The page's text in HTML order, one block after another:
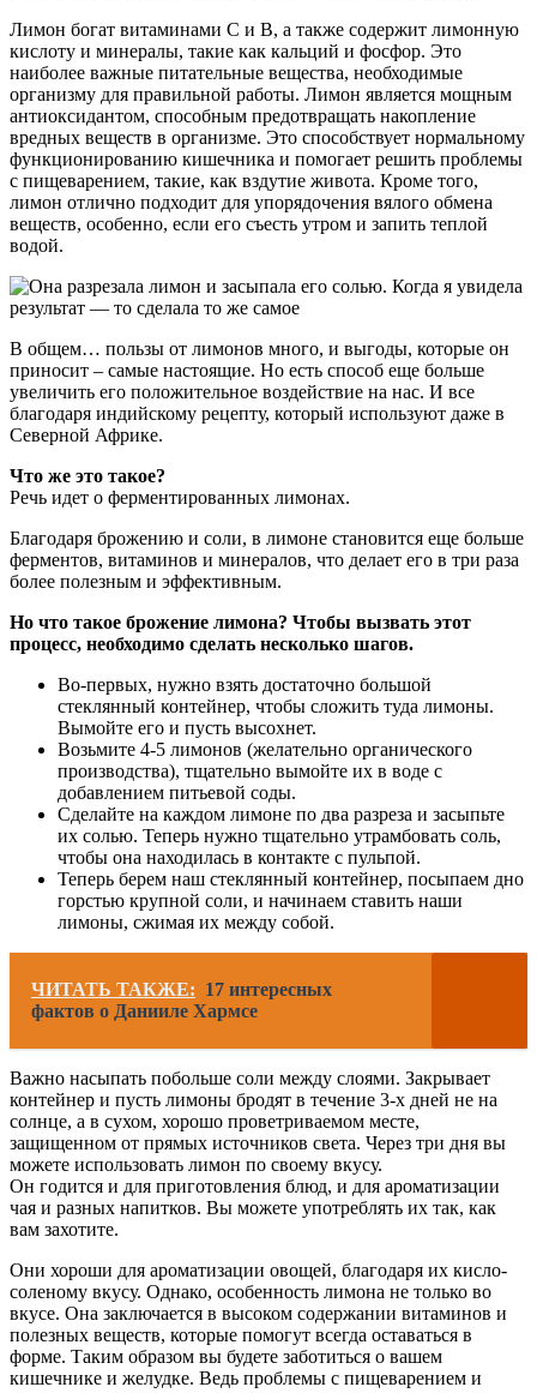
Лимон богат витаминами С и В, а также содержит лимонную
кислоту и минералы, такие как кальций и фосфор. Это
наиболее важные питательные вещества, необходимые
организму для правильной работы. Лимон является мощным
антиоксидантом, способным предотвращать накопление
вредных веществ в организме. Это способствует нормальному
функционированию кишечника и помогает решить проблемы
с пищеварением, такие, как вздутие живота. Кроме того,
лимон отлично подходит для упорядочения вялого обмена
веществ, особенно, если его съесть утром и запить теплой
водой.
В общем… пользы от лимонов много, и выгоды, которые он
приносит – самые настоящие. Но есть способ еще больше
увеличить его положительное воздействие на нас. И все
благодаря индийскому рецепту, который используют даже в
Северной Африке.
Что же это такое?
Речь идет о ферментированных лимонах.
Благодаря брожению и соли, в лимоне становится еще больше
ферментов, витаминов и минералов, что делает его в три раза
более полезным и эффективным.
Но что такое брожение лимона? Чтобы вызвать этот
процесс, необходимо сделать несколько шагов.
Во-первых, нужно взять достаточно большой
стеклянный контейнер, чтобы сложить туда лимоны.
Вымойте его и пусть высохнет.
Возьмите 4-5 лимонов (желательно органического
производства), тщательно вымойте их в воде с
добавлением питьевой соды.
Сделайте на каждом лимоне по два разреза и засыпьте
их солью. Теперь нужно тщательно утрамбовать соль,
чтобы она находилась в контакте с пульпой.
Теперь берем наш стеклянный контейнер, посыпаем дно
горстью крупной соли, и начинаем ставить наши
лимоны, сжимая их между собой.
ЧИТАТЬ ТАКЖЕ: 17 интересных
фактов о Данииле Хармсе
Важно насыпать побольше соли между слоями. Закрывает
контейнер и пусть лимоны бродят в течение 3-х дней не на
солнце, а в сухом, хорошо проветриваемом месте,
защищенном от прямых источников света. Через три дня вы
можете использовать лимон по своему вкусу.
Он годится и для приготовления блюд, и для ароматизации
чая и разных напитков. Вы можете употреблять их так, как
вам захотите.
Они хороши для ароматизации овощей, благодаря их кисло-
соленому вкусу. Однако, особенность лимона не только во
вкусе. Она заключается в высоком содержании витаминов и
полезных веществ, которые помогут всегда оставаться в
форме. Таким образом вы будете заботиться о вашем
кишечнике и желудке. Ведь проблемы с пищеварением и